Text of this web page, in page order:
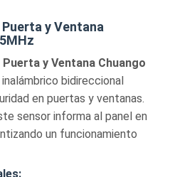
y Ventana
y Ventana Chuango
bidireccional
en puertas y ventanas.
sensor informa al panel en
un funcionamiento